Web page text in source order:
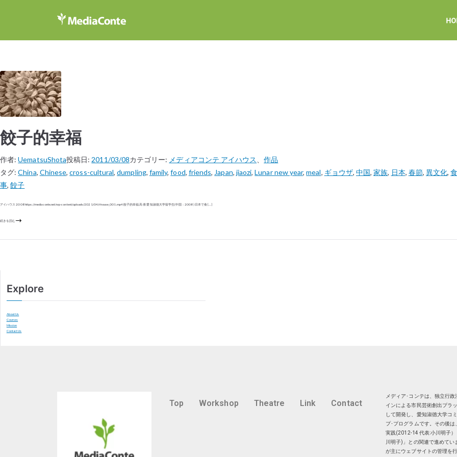
餃子的幸福
作者:UematsuShota投稿日: 2011/03/08カテゴリー: メディアコンテ アイハウス 、作品
タグ:China, Chinese,cross-cultural,dumpling, family,food, friends, Japan, jiaozi,Lunar new year,meal, ギョウザ, 中国,家族, 日本, 春節, 異文化,
事,餃子
アイハウス 2008 https://mediaconte.net/wp-content/uploads/2021/04/i-house_001.mp4 餃子的幸福 高 倩 愛知淑徳大学留学生(中国：2008) 日本で食 […]
続きを読む
Explore
About Us
Courses
Mission
Contact Us
Top Workshop Theatre Link Contact
メディア･コンテは、独立行
インによる市民芸術創出プラ
して開発し、愛知淑徳大学コ
プ･プログラムです。その後
実践(2012-14 代表:小川明子
川明子)」との関連で進めてい
が主にウェブサイトの管理を